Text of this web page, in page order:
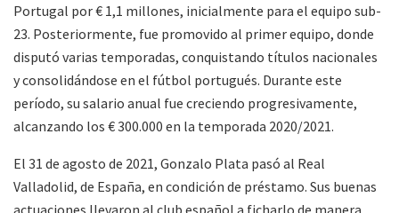
Portugal por € 1,1 millones, inicialmente para el equipo sub-
23. Posteriormente, fue promovido al primer equipo, donde
disputó varias temporadas, conquistando títulos nacionales
y consolidándose en el fútbol portugués. Durante este
período, su salario anual fue creciendo progresivamente,
alcanzando los € 300.000 en la temporada 2020/2021.
El 31 de agosto de 2021, Gonzalo Plata pasó al Real
Valladolid, de España, en condición de préstamo. Sus buenas
actuaciones llevaron al club español a ficharlo de manera